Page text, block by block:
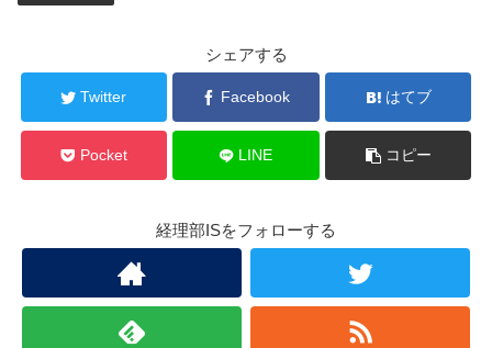
シェアする
Twitter Facebook はてブ
Pocket LINE コピー
経理部ISをフォローする